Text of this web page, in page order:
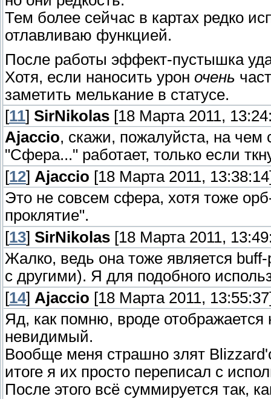
Тем более сейчас в картах редко
отлавливаю функцией.
После работы эффект-пустышка
Хотя, если наносить урон очень
заметить мелькание в статусе.
[11] SirNikolas [18 Марта 2011,
Ajaccio, скажи, пожалуйста, на чем
"Сфера..." работает, только если
[12] Ajaccio [18 Марта 2011,
Это не совсем сфера, хотя тоже
проклятие".
[13] SirNikolas [18 Марта 2011,
Жалко, ведь она тоже является
с другими). Я для подобного
[14] Ajaccio [18 Марта 2011,
Яд, как помню, вроде отображается
невидимый.
Вообще меня страшно злят
итоге я их просто переписал с
После этого всё суммируется так,